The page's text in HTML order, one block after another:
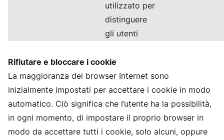
utilizzato per
distinguere
gli utenti
Rifiutare e bloccare i cookie
La maggioranza dei browser Internet sono
inizialmente impostati per accettare i cookie in modo
automatico. Ciò significa che l’utente ha la possibilità,
in ogni momento, di impostare il proprio browser in
modo da accettare tutti i cookie, solo alcuni, oppure